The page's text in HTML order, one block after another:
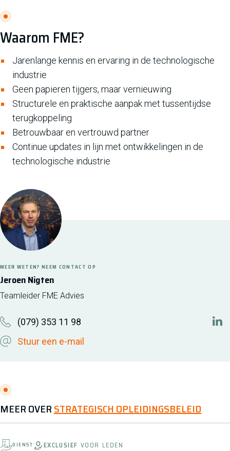
Waarom FME?
Jarenlange kennis en ervaring in de technologische
industrie
Geen papieren tijgers, maar vernieuwing
Structurele en praktische aanpak met tussentijdse
terugkoppeling
Betrouwbaar en vertrouwd partner
Continue updates in lijn met ontwikkelingen in de
technologische industrie
Jeroen Nigten
MEER WETEN? NEEM CONTACT OP
Teamleider FME Advies
(079) 353 11 98
Stuur een e-mail
MEER OVERSTRATEGISCH OPLEIDINGSBELEID
DIENST EXCLUSIEF VOOR LEDEN